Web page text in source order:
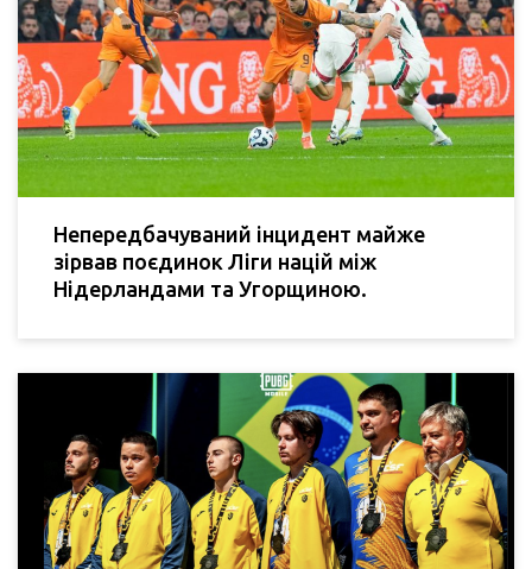
Непередбачуваний інцидент майже
зірвав поєдинок Ліги націй між
Нідерландами та Угорщиною.